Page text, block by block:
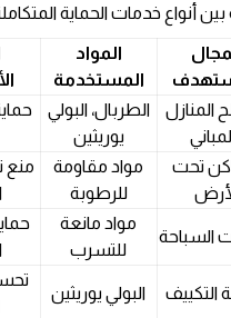
بين أنواع خدمات الحماية
المواد
المستخدمة
الطربال، البولي
يوريثين
تحت
مواد مقاومة
للرطوبة
منع
السباحة
مواد مانعة
للتسرب
التكييف البولي يوريثين